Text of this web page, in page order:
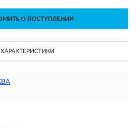
О ПОСТУПЛЕНИИ
ХАРАКТЕРИСТИКИ